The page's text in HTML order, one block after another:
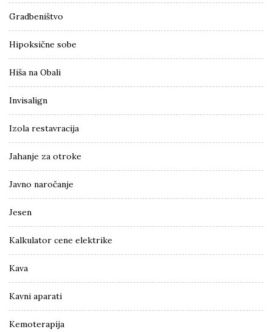
Gradbeništvo
Hipoksične sobe
Hiša na Obali
Invisalign
Izola restavracija
Jahanje za otroke
Javno naročanje
Jesen
Kalkulator cene elektrike
Kava
Kavni aparati
Kemoterapija